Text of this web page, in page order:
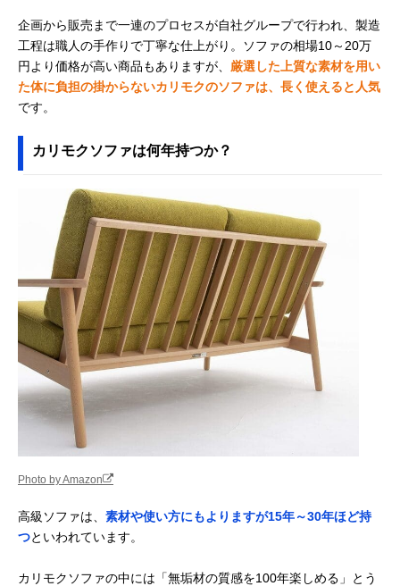
企画から販売まで一連のプロセスが自社グループで行われ、製造
工程は職人の手作りで丁寧な仕上がり。ソファの相場10～20万
円より価格が高い商品もありますが、 厳選した上質な素材を用い
た体に負担の掛からないカリモクのソファは、長く使えると人気
です。
カリモクソファは何年持つか？
Photo by Amazon
高級ソファは、 素材や使い方にもよりますが15年～30年ほど持
つといわれています。
カリモクソファの中には「無垢材の質感を100年楽しめる」とう